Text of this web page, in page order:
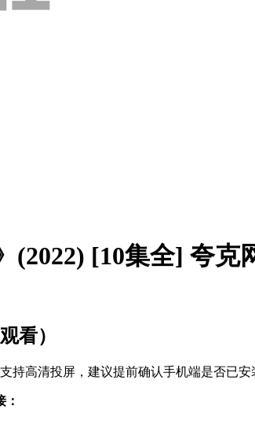
(2022) [10集全] 夸克
看）
持高清投屏，建议提前确认手机端是否已